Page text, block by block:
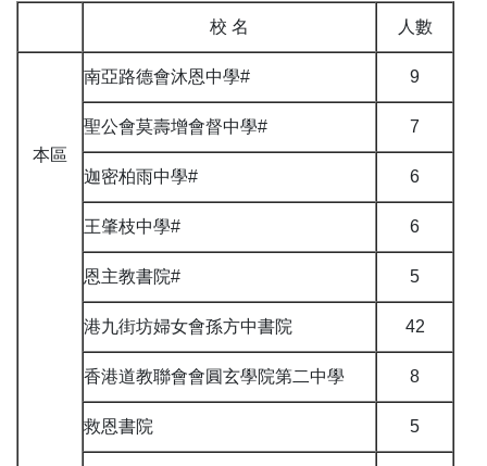
校 名 人數
本區
南亞路德會沐恩中學# 9
聖公會莫壽增會督中學# 7
迦密柏雨中學# 6
王肇枝中學# 6
恩主教書院# 5
港九街坊婦女會孫方中書院 42
香港道教聯會會圓玄學院第二中學 8
救恩書院 5